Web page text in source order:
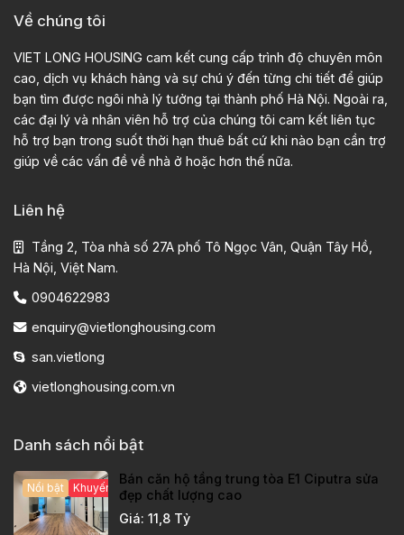
Về chúng tôi
VIET LONG HOUSING cam kết cung cấp trình độ chuyên môn
cao, dịch vụ khách hàng và sự chú ý đến từng chi tiết để giúp
bạn tìm được ngôi nhà lý tưởng tại thành phố Hà Nội. Ngoài ra,
các đại lý và nhân viên hỗ trợ của chúng tôi cam kết liên tục
hỗ trợ bạn trong suốt thời hạn thuê bất cứ khi nào bạn cần trợ
giúp về các vấn đề về nhà ở hoặc hơn thế nữa.
Liên hệ
Tầng 2, Tòa nhà số 27A phố Tô Ngọc Vân, Quận Tây Hồ,
Hà Nội, Việt Nam.
0904622983
enquiry@vietlonghousing.com
san.vietlong
vietlonghousing.com.vn
Danh sách nổi bật
Nổi bật Khuyến mại hấp dẫn
Bán căn hộ tầng trung tòa E1 Ciputra sửa
đẹp chất lượng cao
Giá: 11,8 Tỷ